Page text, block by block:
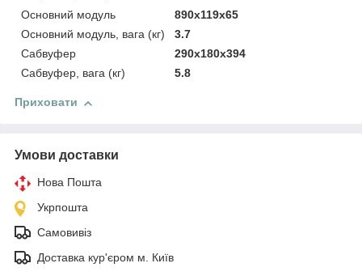
Основний модуль
890х119х65
Основний модуль, вага (кг)
3.7
Сабвуфер
290х180х394
Сабвуфер, вага (кг)
5.8
Приховати
Умови доставки
Нова Пошта
Укрпошта
Самовивіз
Доставка кур'єром м. Київ